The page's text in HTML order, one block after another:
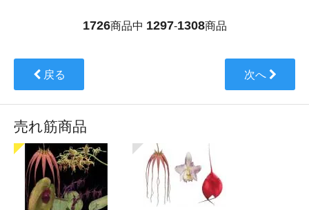
1726商品中 1297-1308商品
戻る 次へ
売れ筋商品